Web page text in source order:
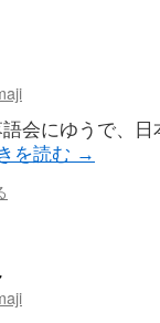
会にゆうで、日
を読む →